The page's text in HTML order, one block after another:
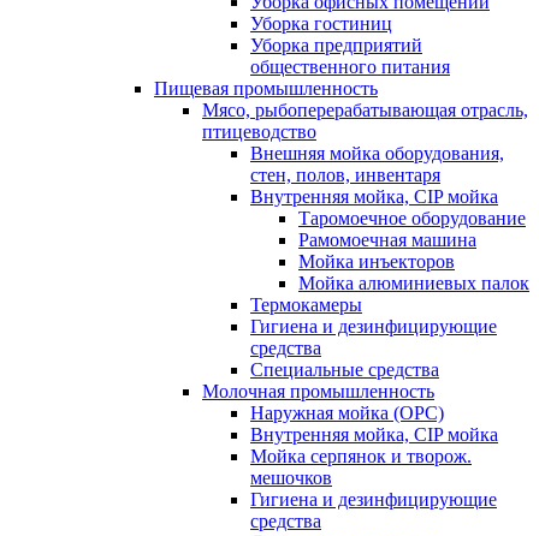
Уборка гостиниц
Уборка предприятий
общественного питания
Пищевая промышленность
Мясо, рыбоперерабатывающая отрасль,
птицеводство
Внешняя мойка оборудования,
стен, полов, инвентаря
Внутренняя мойка, CIP мойка
Таромоечное оборудование
Рамомоечная машина
Мойка инъекторов
Мойка алюминиевых палок
Термокамеры
Гигиена и дезинфицирующие
средства
Специальные средства
Молочная промышленность
Наружная мойка (ОРС)
Внутренняя мойка, CIP мойка
Мойка серпянок и творож.
мешочков
Гигиена и дезинфицирующие
средства